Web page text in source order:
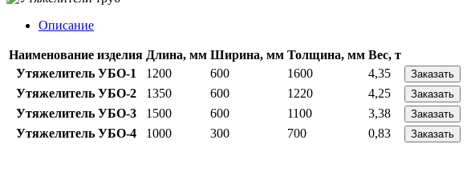
Описание
Наименование изделия Длина, мм Ширина, мм Толщина, мм Вес, т
Утяжелитель УБО-1
1200 600 1600 4,35 Заказать
Утяжелитель УБО-2 1350 600 1220 4,25 Заказать
Утяжелитель УБО-3 1500 600 1100 3,38 Заказать
Утяжелитель УБО-4 1000 300 700 0,83 Заказать